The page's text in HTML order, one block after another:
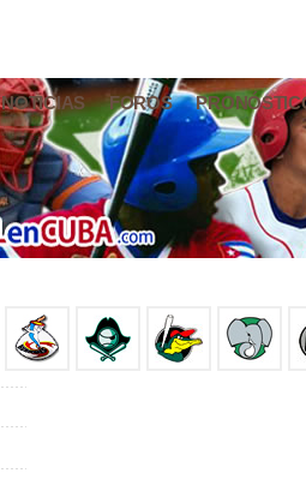
NOTICIAS FOROS